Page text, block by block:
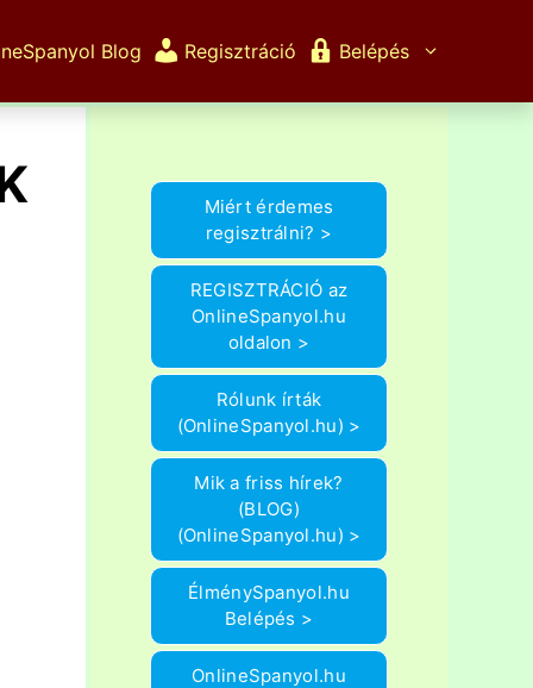
Blog Regisztráció Belépés
Miért érdemes
regisztrálni? >
REGISZTRÁCIÓ az
OnlineSpanyol.hu
oldalon >
Rólunk írták
(OnlineSpanyol.hu) >
Mik a friss hírek?
(BLOG)
(OnlineSpanyol.hu) >
ÉlménySpanyol.hu
Belépés >
OnlineSpanyol.hu